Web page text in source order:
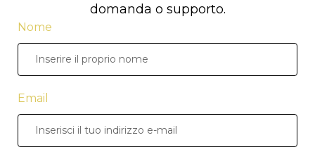
domanda o supporto.
Nome
Email